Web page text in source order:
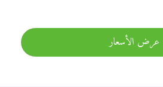
عرض الأسعار